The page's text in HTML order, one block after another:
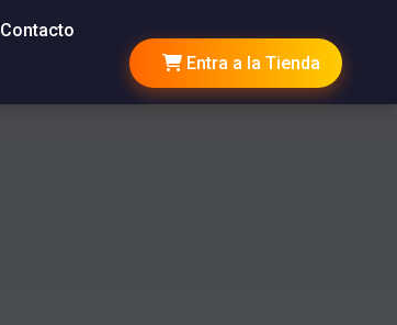
Contacto
Entra a la Tienda